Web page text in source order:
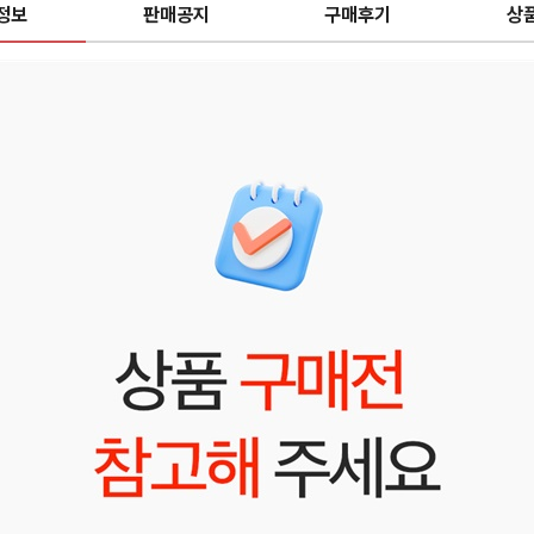
보 판매공지 구매후기 상